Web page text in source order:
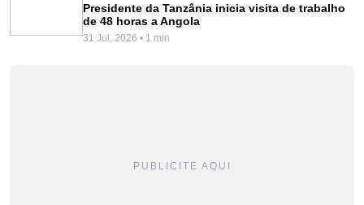
Presidente da Tanzânia inicia visita de trabalho
de 48 horas a Angola
31 Jul, 2026 • 1 min
PUBLICITE AQUI